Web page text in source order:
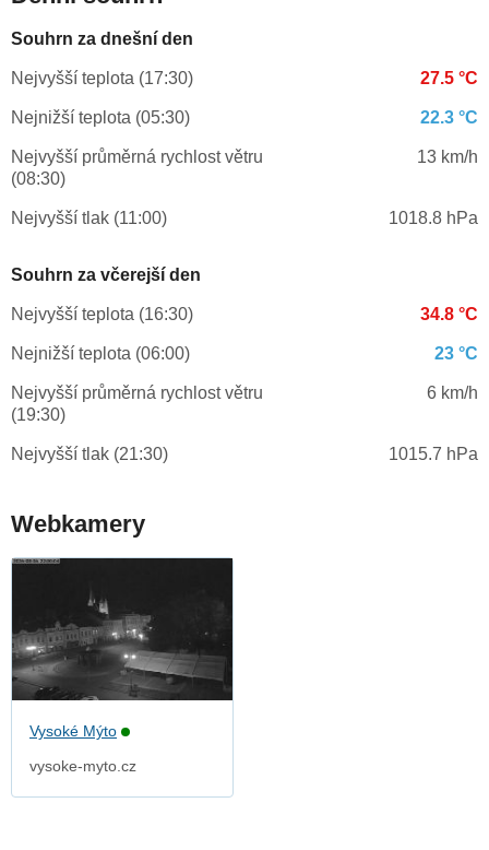
Souhrn za dnešní den
Nejvyšší teplota (17:30) 27.5 °C
Nejnižší teplota (05:30) 22.3 °C
Nejvyšší průměrná rychlost větru
(08:30)
13 km/h
Nejvyšší tlak (11:00) 1018.8 hPa
Souhrn za včerejší den
Nejvyšší teplota (16:30) 34.8 °C
Nejnižší teplota (06:00) 23 °C
Nejvyšší průměrná rychlost větru
(19:30)
6 km/h
Nejvyšší tlak (21:30) 1015.7 hPa
Webkamery
Vysoké Mýto
vysoke-myto.cz